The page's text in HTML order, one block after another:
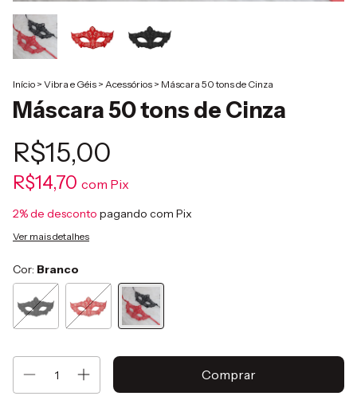
Início > Vibra e Géis > Acessórios > Máscara 50 tons de Cinza
Máscara 50 tons de Cinza
R$15,00
R$14,70 com Pix
2% de desconto pagando com Pix
Ver mais detalhes
Cor: Branco